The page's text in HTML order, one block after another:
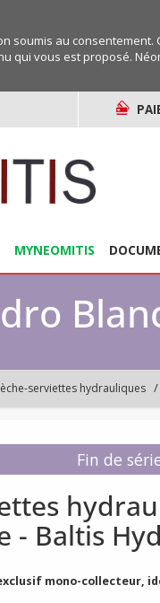
soumis au
qui vous est proposé.
MYNEOMITIS
serviettes hydrauliques
Fin